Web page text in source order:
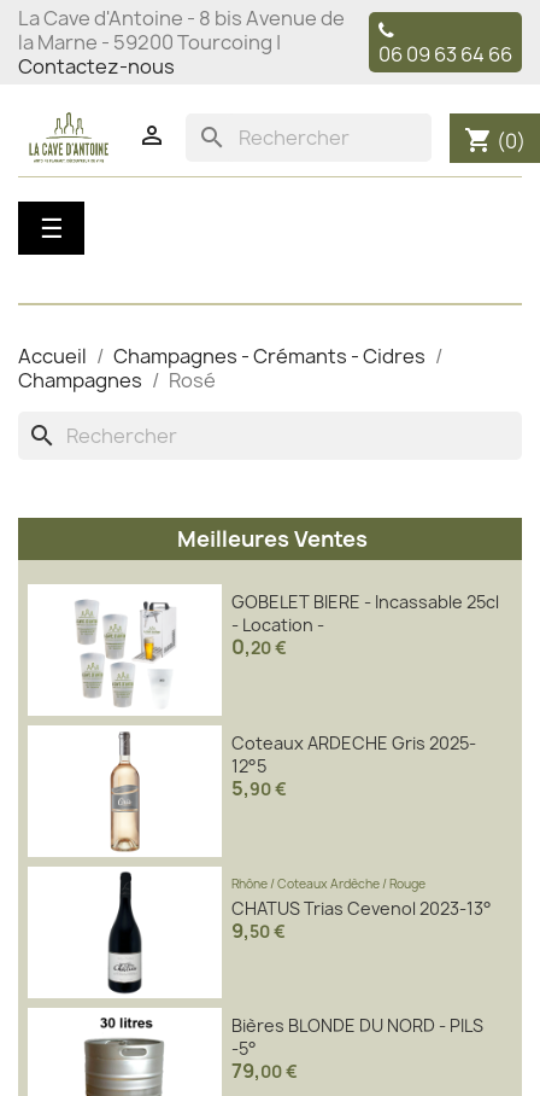
La Cave d'Antoine - 8 bis Avenue de
la Marne - 59200 Tourcoing |
Contactez-nous
06 09 63 64 66
 search shopping_cart (0)
Basculer
la
☰
Accueil
Champagnes - Crémants - Cidres
Champagnes
Rosé
search
Meilleures Ventes
GOBELET BIERE - Incassable 25cl
- Location -
0,20 €
Coteaux ARDECHE Gris 2025-
12°5
5,90 €
Rhône/Coteaux Ardèche/Rouge
CHATUS Trias Cevenol 2023-13°
9,50 €
Bières BLONDE DU NORD - PILS
-5°
79,00 €